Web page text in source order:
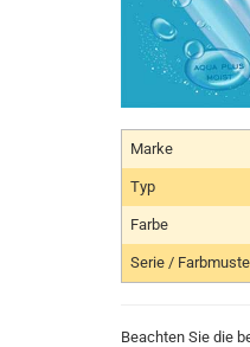
Marke
Typ
Farbe
Serie /
Beachten Sie die